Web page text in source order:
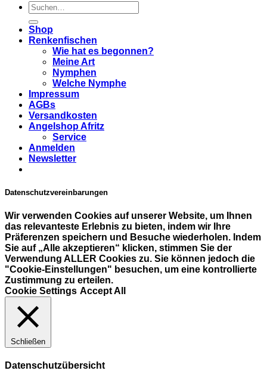
Suchen
nach:
Shop
Renkenfischen
Wie hat es begonnen?
Meine Art
Nymphen
Welche Nymphe
Impressum
AGBs
Versandkosten
Angelshop Afritz
Service
Anmelden
Newsletter
Datenschutzvereinbarungen
Wir verwenden Cookies auf unserer Website, um Ihnen
das relevanteste Erlebnis zu bieten, indem wir Ihre
Präferenzen speichern und Besuche wiederholen. Indem
Sie auf „Alle akzeptieren“ klicken, stimmen Sie der
Verwendung ALLER Cookies zu. Sie können jedoch die
"Cookie-Einstellungen" besuchen, um eine kontrollierte
Zustimmung zu erteilen.
Cookie Settings Accept All
Schließen
Datenschutzübersicht